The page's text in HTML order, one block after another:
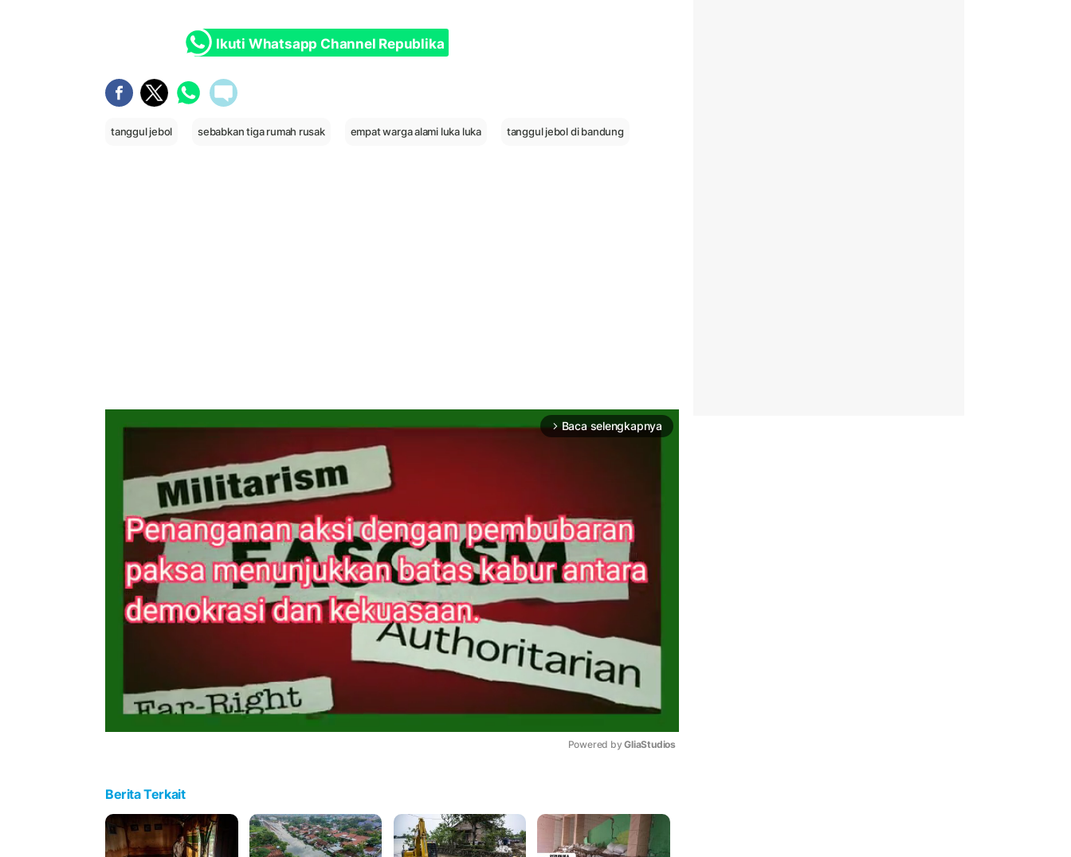
Ikuti Whatsapp Channel Republika
tanggul jebol sebabkan tiga rumah rusak empat warga alami luka luka tanggul jebol di bandung
arrow_forward_ios Baca selengkapnya
Powered by GliaStudios
Berita Terkait